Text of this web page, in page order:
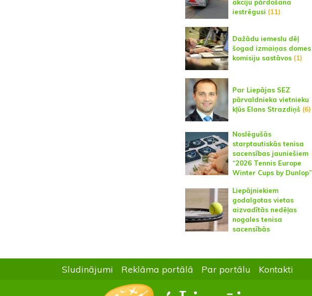
akciju pārdošana
iestrēgusi (11)
Dažādu iemeslu dēļ
šogad izmaiņas domes
komisiju sastāvos(1)
Par Liepājas SEZ
pārvaldnieka vietnieku
kļūs Elans Strazdiņš (6)
Noslēgušās
starptautiskās tenisa
sacensības jauniešiem
“2026 Tennis Europe
Winter Cups by Dunlop”
Liepājniekiem
godalgotas vietas
aizvadītās nedēļas
nogales tenisa
sacensībās
Sludinājumi Reklāma portālā Par portālu Kontakti